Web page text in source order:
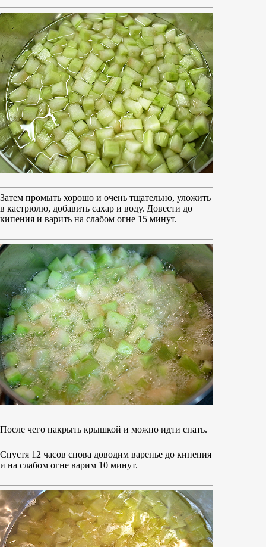
Затем промыть хорошо и очень тщательно, уложить
в кастрюлю, добавить сахар и воду. Довести до
кипения и варить на слабом огне 15 минут.
После чего накрыть крышкой и можно идти спать.
Спустя 12 часов снова доводим варенье до кипения
и на слабом огне варим 10 минут.